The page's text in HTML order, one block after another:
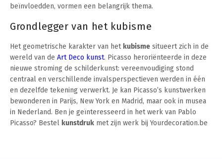
beïnvloedden, vormen een belangrijk thema.
Grondlegger van het kubisme
Het geometrische karakter van het kubisme situeert zich in de
wereld van de Art Deco kunst. Picasso heroriënteerde in deze
nieuwe stroming de schilderkunst: vereenvoudiging stond
centraal en verschillende invalsperspectieven werden in één
en dezelfde tekening verwerkt. Je kan Picasso’s kunstwerken
bewonderen in Parijs, New York en Madrid, maar ook in musea
in Nederland. Ben je geïnteresseerd in het werk van Pablo
Picasso? Bestel kunstdruk met zijn werk bij Yourdecoration.be